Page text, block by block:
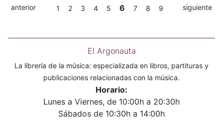
anterior 1 2 3 4 5 6 7 8 9 siguiente
El Argonauta
La librería de la música: especializada en libros, partituras y
publicaciones relacionadas con la música.
Horario:
Lunes a Viernes, de 10:00h a 20:30h
Sábados de 10:30h a 14:00h